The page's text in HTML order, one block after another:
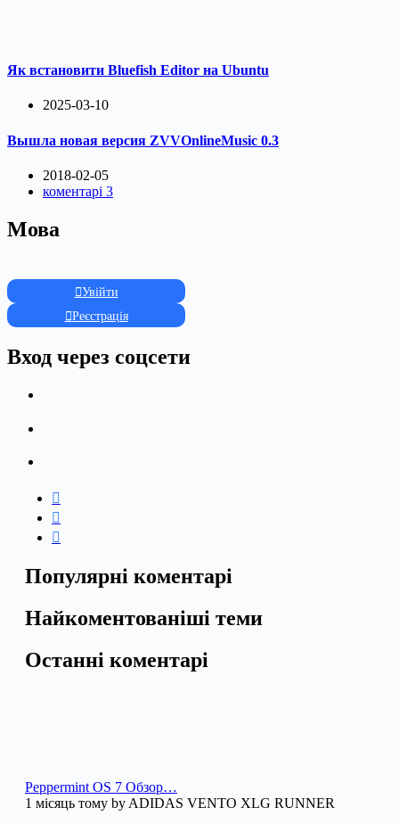
Як встановити Bluefish Editor на Ubuntu
2025-03-10
Вышла новая версия ZVVOnlineMusic 0.3
2018-02-05
коментарі 3
Мова
Увійти
Реєстрація
Вход через соцсети
Популярні коментарі
Найкоментованіші теми
Останні коментарі
Peppermint OS 7 Обзор…
1 місяць тому by ADIDAS VENTO XLG RUNNER